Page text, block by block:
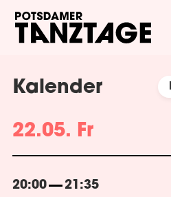
Kalender
22.05. Fr
20:00 21:35